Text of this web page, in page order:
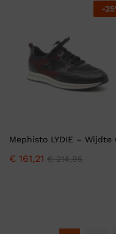
-25
Mephisto LYDIE – Wijdte
€ 161,21 €214,95